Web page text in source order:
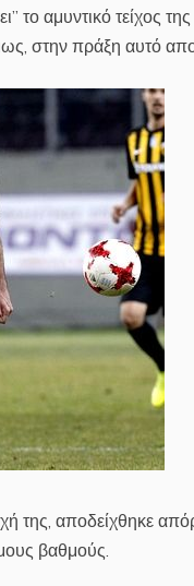
αμυντικό τείχος
στην πράξη αυτό
της, αποδείχθηκε
βαθμούς.